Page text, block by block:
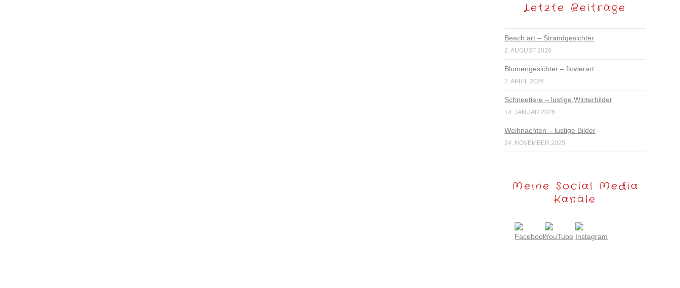
Letzte Beiträge
Beach art – Strandgesichter
2. AUGUST 2026
Blumengesichter – flowerart
2. APRIL 2026
Schneetiere – lustige Winterbilder
14. JANUAR 2026
Weihnachten – lustige Bilder
24. NOVEMBER 2025
Meine Social Media
Kanäle